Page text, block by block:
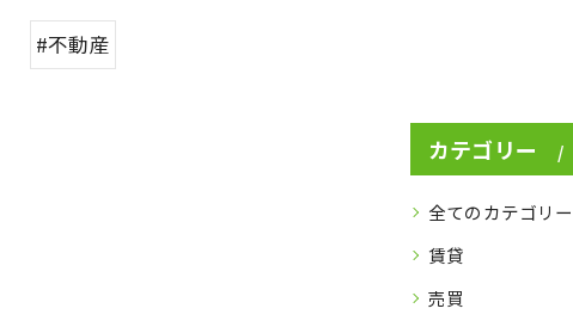
#不動産
カテゴリー
全てのカテゴリー
賃貸
売買